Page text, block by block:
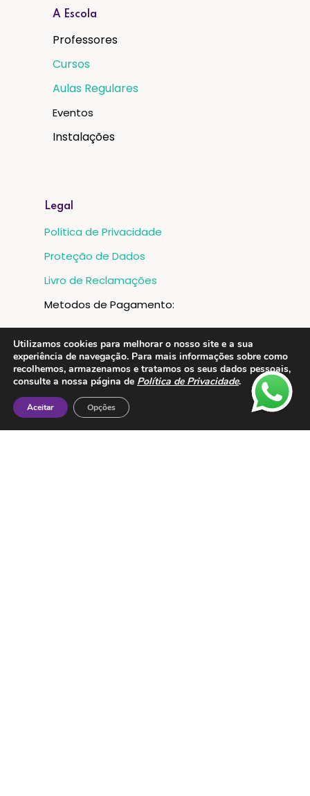
A Escola
Professores
Cursos
Aulas Regulares
Eventos
Instalações
Legal
Política de Privacidade
Proteção de Dados
Livro de Reclamações
Metodos de Pagamento:
Utilizamos cookies para melhorar o nosso site e a sua
experiência de navegação. Para mais informações sobre como
recolhemos, armazenamos e tratamos os seus dados pessoais,
consulte a nossa página de Política de Privacidade.
Aceitar Opções